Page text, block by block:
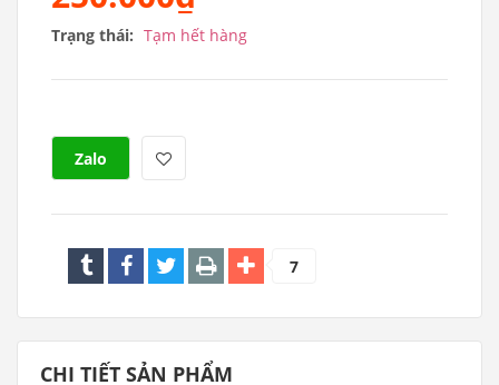
Trạng thái: Tạm hết hàng
Zalo
7
CHI TIẾT SẢN PHẨM